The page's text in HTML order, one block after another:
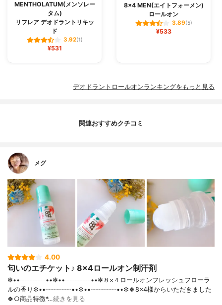
MENTHOLATUM(メンソレー
タム)
リフレア デオドラントリキッ
ド
3.92(1)
¥531
8×4 MEN(エイトフォーメン)
ロールオン
3.89(5)
¥533
デオドラントロールオンランキングをもっと見る
関連おすすめクチコミ
メグ
4.00
匂いのエチケット♪ 8×4ロールオン制汗剤
✼••┈┈┈┈••✼••┈┈┈┈••✼８×４ロールオンフレッシュフローラ
ルの香り✼••┈┈┈┈••✼••┈┈┈┈••✼🍀8×4様からいただきました
🍀○商品特徴*…続きを見る